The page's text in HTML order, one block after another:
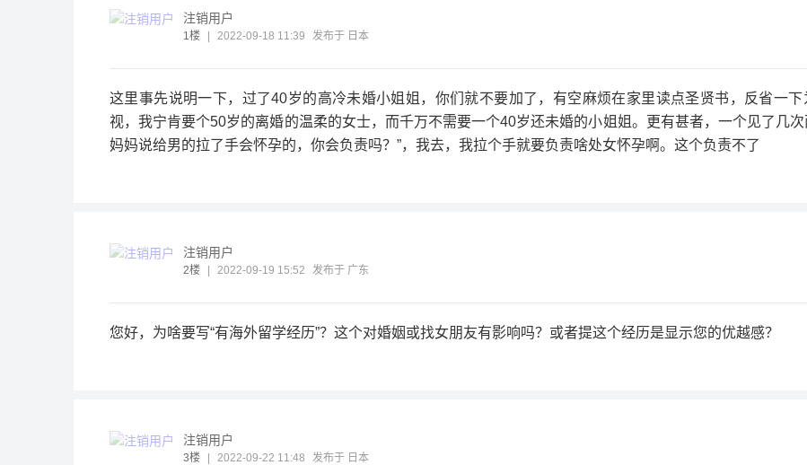
注销用户
1楼 2022-09-18 11:39 发布于 日本
这里事先说明一下，过了40岁的高冷未婚小姐姐，你们就不要加了，有空麻烦在家里读点圣贤书，反省一
视，我宁肯要个50岁的离婚的温柔的女士，而千万不需要一个40岁还未婚的小姐姐。更有甚者，一个见了几
妈妈说给男的拉了手会怀孕的，你会负责吗？”，我去，我拉个手就要负责啥处女怀孕啊。这个负责不了
注销用户
2楼 2022-09-19 15:52 发布于 广东
您好，为啥要写“有海外留学经历”？这个对婚姻或找女朋友有影响吗？或者提这个经历是显示您的优越感？
注销用户
3楼 2022-09-22 11:48 发布于 日本